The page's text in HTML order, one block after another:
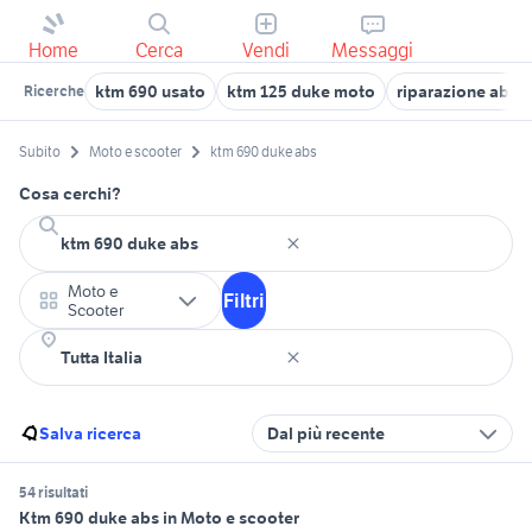
Home Cerca Vendi Messaggi
Ricerche ktm 690 usato ktm 125 duke moto riparazione abs
Subito Moto e scooter ktm 690 duke abs
Cosa cerchi?
Moto e
Scooter
Filtri
Salva ricerca Dal più recente
54 risultati
Ktm 690 duke abs in Moto e scooter